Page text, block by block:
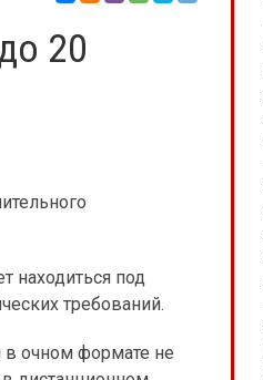
20
находиться под
требований.
в очном формате не